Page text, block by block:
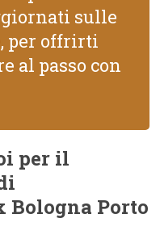
sulle
per offrirti
al passo con
per il
Porto